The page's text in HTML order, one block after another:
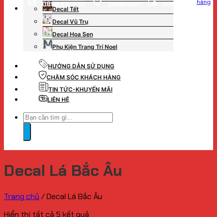
0869.831.520
Showroom
đơn hàng
hàng
Decal Tết
Decal Vũ Trụ
Decal Hoa Sen
Phụ Kiện Trang Trí Noel
HƯỚNG DẪN SỬ DỤNG
CHĂM SÓC KHÁCH HÀNG
TIN TỨC-KHUYẾN MÃI
LIÊN HỆ
Tìm
kiếm:
Decal Lá Bắc Âu
Trang chủ /Decal Lá Bắc Âu
Hiển thị tất cả 5 kết quả